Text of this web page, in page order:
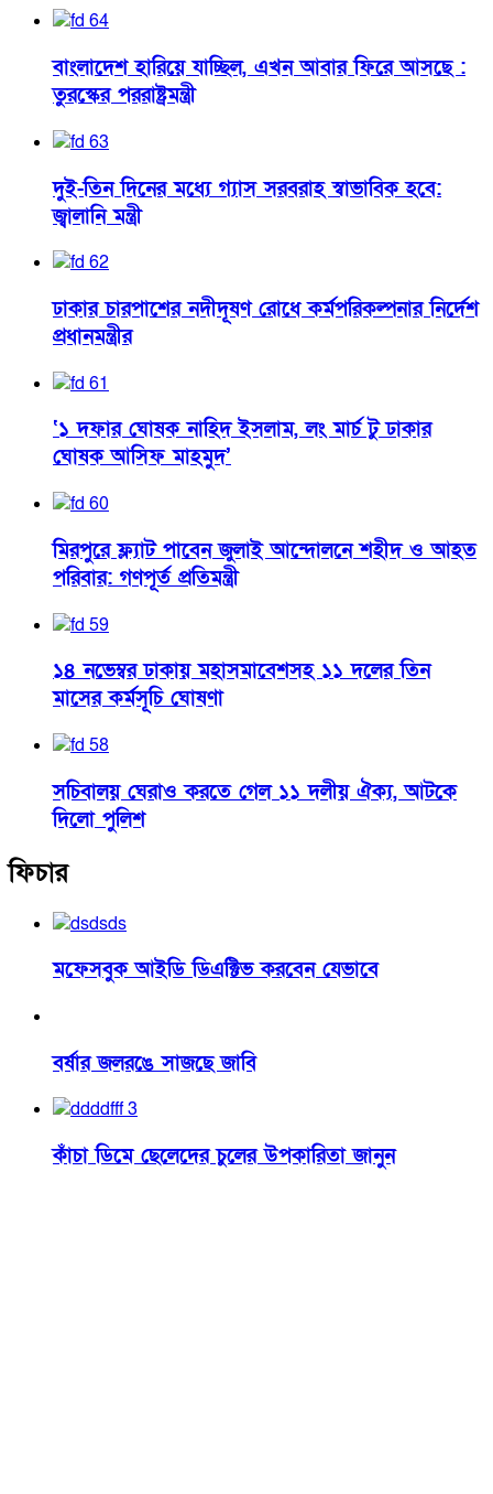
বাংলাদেশ হারিয়ে যাচ্ছিল, এখন আবার ফিরে আসছে :
তুরস্কের পররাষ্ট্রমন্ত্রী
দুই-তিন দিনের মধ্যে গ্যাস সরবরাহ স্বাভাবিক হবে:
জ্বালানি মন্ত্রী
ঢাকার চারপাশের নদীদূষণ রোধে কর্মপরিকল্পনার নির্দেশ
প্রধানমন্ত্রীর
‘১ দফার ঘোষক নাহিদ ইসলাম, লং মার্চ টু ঢাকার
ঘোষক আসিফ মাহমুদ’
মিরপুরে ফ্ল্যাট পাবেন জুলাই আন্দোলনে শহীদ ও আহত
পরিবার: গণপূর্ত প্রতিমন্ত্রী
১৪ নভেম্বর ঢাকায় মহাসমাবেশসহ ১১ দলের তিন
মাসের কর্মসূচি ঘোষণা
সচিবালয় ঘেরাও করতে গেল ১১ দলীয় ঐক্য, আটকে
দিলো পুলিশ
ফিচার
মফেসবুক আইডি ডিএক্টিভ করবেন যেভাবে
বর্ষার জলরঙে সাজছে জাবি
কাঁচা ডিমে ছেলেদের চুলের উপকারিতা জানুন